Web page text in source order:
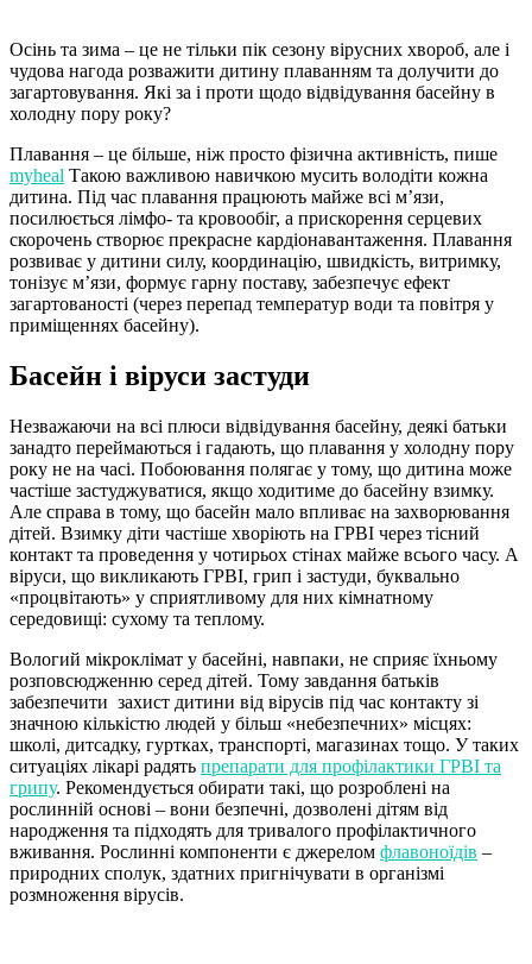
Осінь та зима – це не тільки пік сезону вірусних хвороб, але і
чудова нагода розважити дитину плаванням та долучити до
загартовування. Які за і проти щодо відвідування басейну в
холодну пору року?
Плавання – це більше, ніж просто фізична активність, пише
myheal Такою важливою навичкою мусить володіти кожна
дитина. Під час плавання працюють майже всі м’язи,
посилюється лімфо- та кровообіг, а прискорення серцевих
скорочень створює прекрасне кардіонавантаження. Плавання
розвиває у дитини силу, координацію, швидкість, витримку,
тонізує м’язи, формує гарну поставу, забезпечує ефект
загартованості (через перепад температур води та повітря у
приміщеннях басейну).
Басейн і віруси застуди
Незважаючи на всі плюси відвідування басейну, деякі батьки
занадто переймаються і гадають, що плавання у холодну пору
року не на часі. Побоювання полягає у тому, що дитина може
частіше застуджуватися, якщо ходитиме до басейну взимку.
Але справа в тому, що басейн мало впливає на захворювання
дітей. Взимку діти частіше хворіють на ГРВІ через тісний
контакт та проведення у чотирьох стінах майже всього часу. А
віруси, що викликають ГРВІ, грип і застуди, буквально
«процвітають» у сприятливому для них кімнатному
середовищі: сухому та теплому.
Вологий мікроклімат у басейні, навпаки, не сприяє їхньому
розповсюдженню серед дітей. Тому завдання батьків
забезпечити захист дитини від вірусів під час контакту зі
значною кількістю людей у більш «небезпечних» місцях:
школі, дитсадку, гуртках, транспорті, магазинах тощо. У таких
ситуаціях лікарі радять препарати для профілактики ГРВІ та
грипу. Рекомендується обирати такі, що розроблені на
рослинній основі – вони безпечні, дозволені дітям від
народження та підходять для тривалого профілактичного
вживання. Рослинні компоненти є джерелом флавоноїдів –
природних сполук, здатних пригнічувати в організмі
розмноження вірусів.